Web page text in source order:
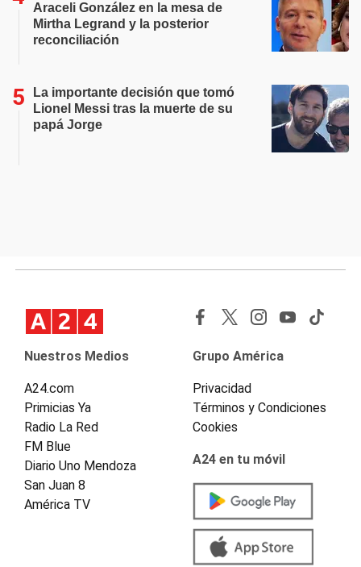
Araceli González en la mesa de
Mirtha Legrand y la posterior
reconciliación
La importante decisión que tomó
Lionel Messi tras la muerte de su
papá Jorge
Nuestros Medios
A24.com
Primicias Ya
Radio La Red
FM Blue
Diario Uno Mendoza
San Juan 8
América TV
Grupo América
Privacidad
Términos y Condiciones
Cookies
A24 en tu móvil